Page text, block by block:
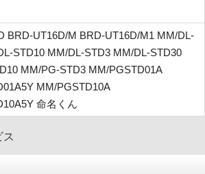
BRD-UT16D/M BRD-UT16D/M1 MM/DL-
STD10 MM/DL-STD3 MM/DL-STD30
MM/PG-STD3 MM/PGSTD01A
MM/PGSTD10A
命名くん